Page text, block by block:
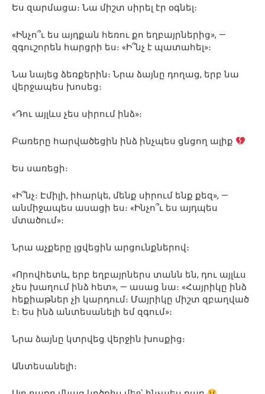
Ես զարմացա։ Նա միշտ սիրել էր օգնել։
«Ինչո՞ւ ես այդքան հեռու քո եղբայրներից», —
զգուշորեն հարցրի ես։ «Ի՞նչ է պատահել»։
Նա նայեց ձեռքերին։ Նրա ձայնը դողաց, երբ նա
վերջապես խոսեց։
«Դու այլևս չես սիրում ինձ»։
Բառերը հարվածեցին ինձ ինչպես ցնցող ալիք
Ես սառեցի։
«Ի՞նչ։ Էմիլի, իհարկե, մենք սիրում ենք քեզ», —
անմիջապես ասացի ես։ «Ինչո՞ւ ես այդպես
մտածում»։
Նրա աչքերը լցվեցին արցունքներով։
«Որովհետև, երբ եղբայրներս տանն են, դու այլևս
չես խաղում ինձ հետ», — ասաց նա։ «Հայրիկը ինձ
հեքիաթներ չի կարդում։ Մայրիկը միշտ զբաղված
է։ Ես ինձ անտեսանելի եմ զգում»։
Նրա ձայնը կտրվեց վերջին խոսքից։
Անտեսանելի։